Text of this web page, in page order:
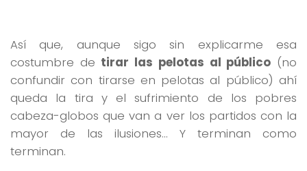
Así que, aunque sigo sin explicarme esa
costumbre de tirar las pelotas al público (no
confundir con tirarse en pelotas al público) ahí
queda la tira y el sufrimiento de los pobres
cabeza-globos que van a ver los partidos con la
mayor de las ilusiones… Y terminan como
terminan.